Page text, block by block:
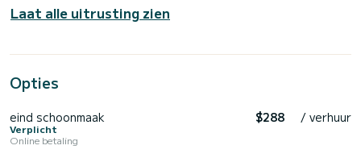
Laat alle uitrusting zien
Opties
eind schoonmaak
Verplicht
Online betaling
$288 / verhuur